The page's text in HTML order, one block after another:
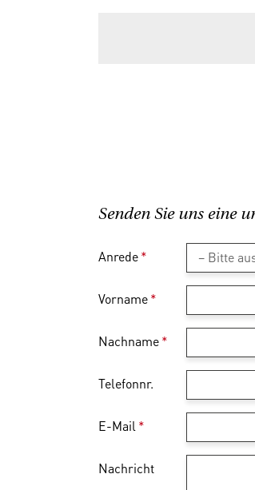
Senden Sie uns eine
Anrede*
Vorname*
Nachname*
Telefonnr.
E-Mail*
Nachricht